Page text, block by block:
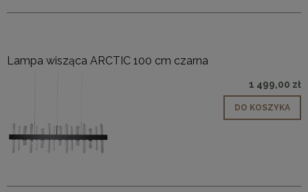
Lampa wisząca ARCTIC 100 cm czarna
1 499,00 zł
DO KOSZYKA